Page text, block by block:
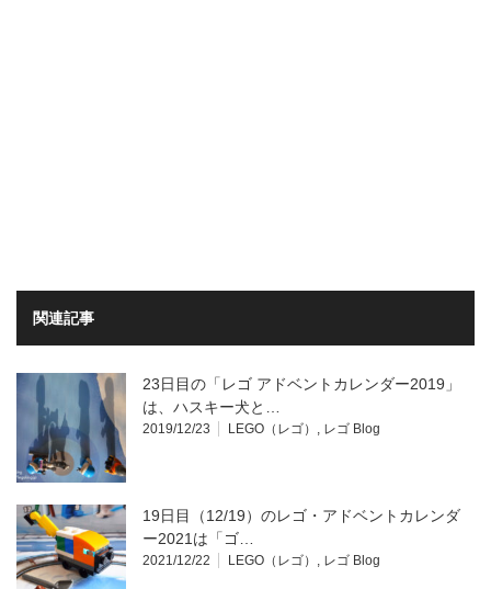
関連記事
23日目の「レゴ アドベントカレンダー2019」
は、ハスキー犬と…
2019/12/23 LEGO（レゴ） , レゴ Blog
19日目（12/19）のレゴ・アドベントカレンダ
ー2021は「ゴ…
2021/12/22 LEGO（レゴ） , レゴ Blog